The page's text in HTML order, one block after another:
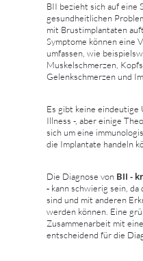
BII bezieht sich auf eine
gesundheitlichen
mit Brustimplantaten
Symptome können eine
umfassen, wie
Muskelschmerzen,
Gelenkschmerzen und
Es gibt keine eindeutige
Illness -, aber einige
sich um eine
die Implantate handeln
Die Diagnose von BII -
- kann schwierig sein,
sind und mit anderen
werden können. Eine
Zusammenarbeit mit
entscheidend für die